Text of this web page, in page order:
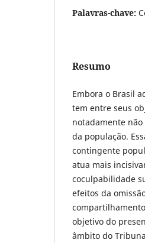
Palavras-chave:
Resumo
Embora o Brasil
tem entre seus
notadamente
da população.
contingente
atua mais
coculpabilidade
efeitos da
objetivo do
âmbito do